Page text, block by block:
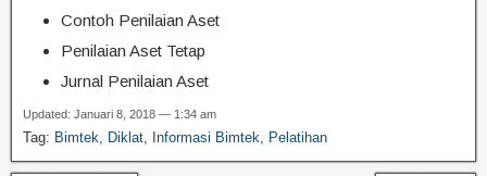
Contoh Penilaian Aset
Penilaian Aset Tetap
Jurnal Penilaian Aset
Updated: Januari 8, 2018 — 1:34 am
Tag: Bimtek Diklat Informasi Bimtek Pelatihan